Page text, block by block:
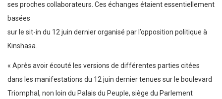
ses proches collaborateurs. Ces échanges étaient essentiellement
basées
sur le sit-in du 12 juin dernier organisé par l’opposition politique à
Kinshasa.
« Après avoir écouté les versions de différentes parties citées
dans les manifestations du 12 juin dernier tenues sur le boulevard
Triomphal, non loin du Palais du Peuple, siège du Parlement